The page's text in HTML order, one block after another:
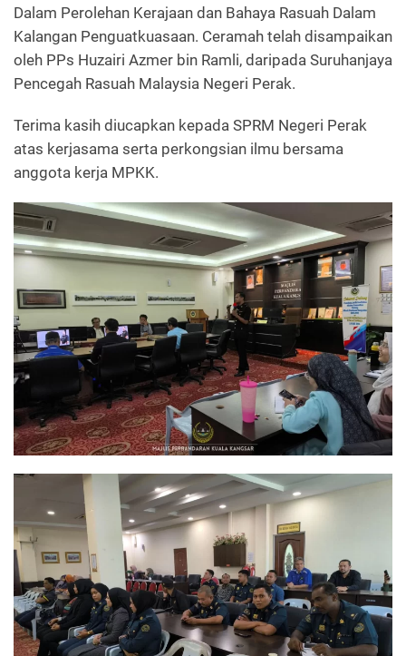
Dalam Perolehan Kerajaan dan Bahaya Rasuah Dalam
Kalangan Penguatkuasaan. Ceramah telah disampaikan
oleh PPs Huzairi Azmer bin Ramli, daripada Suruhanjaya
Pencegah Rasuah Malaysia Negeri Perak.
Terima kasih diucapkan kepada SPRM Negeri Perak
atas kerjasama serta perkongsian ilmu bersama
anggota kerja MPKK.